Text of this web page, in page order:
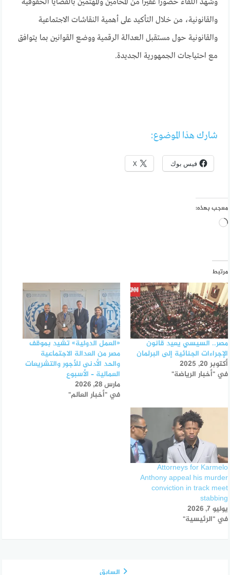
والقانونية، من خلال التأكيد على أهمية النقاشات الاجتماعية
والقانونية حول مستقبل العدالة الرقمية ووضع القوانين بما يتوافق
مع احتياجات الجمهورية الجديدة.
شارك هذا الموضوع:
فيس بوك X
معجب بهذه:
جاري
مرتبط
مصر.. السيسي يعيد قانون
الإجراءات الجنائية إلى البرلمان
أكتوبر 20, 2025
في "أخبار الرياضة"
«العمل الدولية» تشيد بموقف
مصر من العدالة الاجتماعية
والحد الأدنى للأجور والتشريعات
العمالية – الأسبوع
مارس 28, 2026
في "أخبار العالم"
Attorneys for Karmelo
Anthony appeal his murder
conviction in track meet
stabbing
يوليو 7, 2026
في "الرئيسية"
السابق